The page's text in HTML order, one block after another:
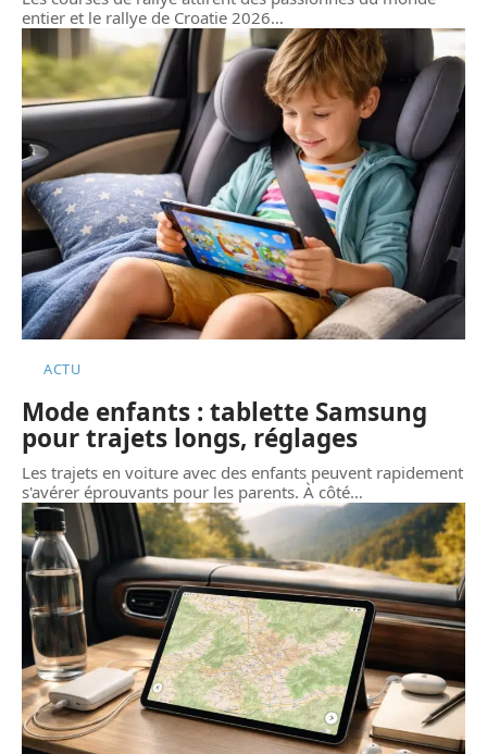
entier et le rallye de Croatie 2026…
ACTU
Mode enfants : tablette Samsung
pour trajets longs, réglages
Les trajets en voiture avec des enfants peuvent rapidement
s'avérer éprouvants pour les parents. À côté…